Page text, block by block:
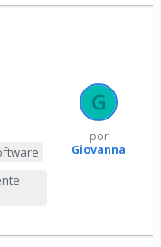
por
Giovanna